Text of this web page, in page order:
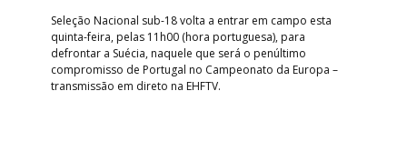
Seleção Nacional sub-18 volta a entrar em campo esta
quinta-feira, pelas 11h00 (hora portuguesa), para
defrontar a Suécia, naquele que será o penúltimo
compromisso de Portugal no Campeonato da Europa –
transmissão em direto na EHFTV.